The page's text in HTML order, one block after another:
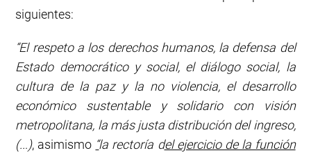
siguientes:
“El respeto a los derechos humanos, la defensa del
Estado democrático y social, el diálogo social, la
cultura de la paz y la no violencia, el desarrollo
económico sustentable y solidario con visión
metropolitana, la más justa distribución del ingreso,
(...), asimismo “la rectoría del ejercicio de la función